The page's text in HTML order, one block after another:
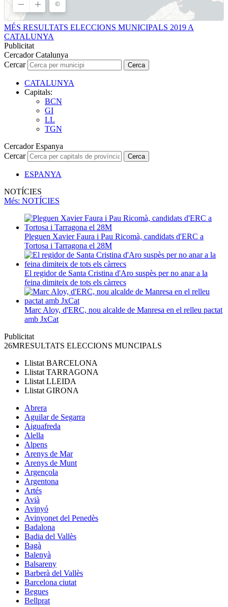
MÉS RESULTATS ELECCIONS MUNICIPALS 2019 A
CATALUNYA
Publicitat
Cercador Catalunya
Cercar
Cerca
CATALUNYA
Capitals:
BCN
GI
LL
TGN
Cercador Espanya
Cercar
Cerca
ESPANYA
NOTÍCIES
Més: NOTÍCIES
Pleguen Xavier Faura i Pau Ricomà, candidats d'ERC a
Tortosa i Tarragona el 28M
El regidor de Santa Cristina d'Aro suspès per no anar a la
feina dimiteix de tots els càrrecs
Marc Aloy, d'ERC, nou alcalde de Manresa en el relleu pactat
amb JxCat
Publicitat
26MRESULTATS ELECCIONS MUNCIPALS
Llistat BARCELONA
Llistat TARRAGONA
Llistat LLEIDA
Llistat GIRONA
Abrera
Aguilar de Segarra
Aiguafreda
Alella
Alpens
Arenys de Mar
Arenys de Munt
Argençola
Argentona
Artés
Avià
Avinyó
Avinyonet del Penedès
Badalona
Badia del Vallès
Bagà
Balenyà
Balsareny
Barberà del Vallès
Barcelona ciutat
Begues
Bellprat